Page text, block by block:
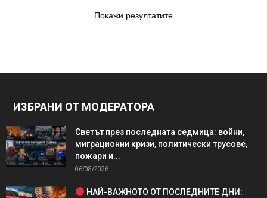
Покажи резултатите
ИЗБРАНИ ОТ МОДЕРАТОРА
Светът през последната седмица: войни,
миграционни кризи, политически трусове,
пожари и...
06/08/2026
НАЙ-ВАЖНОТО ОТ ПОСЛЕДНИТЕ ДНИ: